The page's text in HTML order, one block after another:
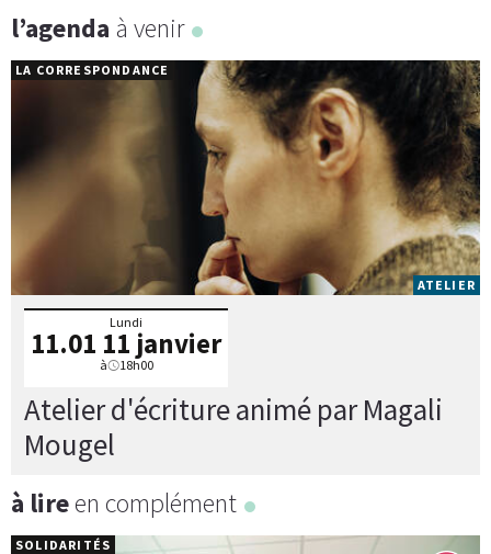
l’agenda à venir
Atelier d'écriture animé par Magali
Mougel
Lundi
11.01 11 janvier
à 18h00
LA CORRESPONDANCE
ATELIER
à lireen complément
SOLIDARITÉS